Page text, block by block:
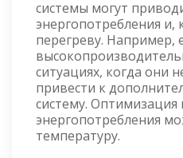
системы могут
энергопотребления и,
перегреву. Например,
ситуациях, когда они
привести к
систему. Оптимизация
энергопотребления
температуру.